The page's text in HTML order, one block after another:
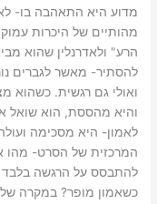
מדוע היא התאהבה בו-
מהותיים של היכרות
הרע" ולאדרנלין שהוא
להסתיר- מאשר לגברים
ואולי גם רגשית. כשהוא
והיא מהססת, הוא שואל
לאמון- היא מסכימה
המרכזית של הסרט- מהו
להתבסס על הרגשה בלבד
כשאמון מופר? במקרה של